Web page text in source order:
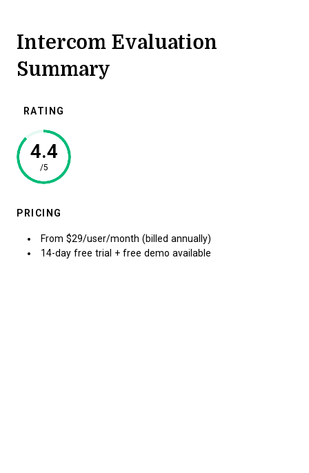
Intercom Evaluation
Summary
RATING
4.4
/5
PRICING
From $29/user/month (billed annually)
14-day free trial + free demo available